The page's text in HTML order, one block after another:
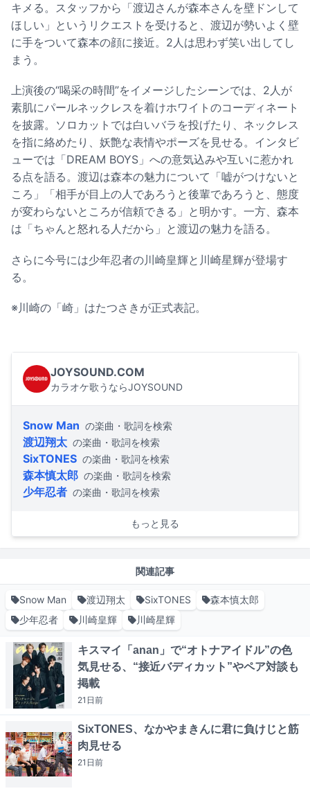
キメる。スタッフから「渡辺さんが森本さんを壁ドンして
ほしい」というリクエストを受けると、渡辺が勢いよく壁
に手をついて森本の顔に接近。2人は思わず笑い出してし
まう。
上演後の“喝采の時間”をイメージしたシーンでは、2人が
素肌にパールネックレスを着けホワイトのコーディネート
を披露。ソロカットでは白いバラを投げたり、ネックレス
を指に絡めたり、妖艶な表情やポーズを見せる。インタビ
ューでは「DREAM BOYS」への意気込みや互いに惹かれ
る点を語る。渡辺は森本の魅力について「嘘がつけないと
ころ」「相手が目上の人であろうと後輩であろうと、態度
が変わらないところが信頼できる」と明かす。一方、森本
は「ちゃんと怒れる人だから」と渡辺の魅力を語る。
さらに今号には少年忍者の川崎皇輝と川崎星輝が登場す
る。
※川崎の「崎」はたつさきが正式表記。
JOYSOUND.COM
カラオケ歌うならJOYSOUND
Snow Man の楽曲・歌詞を検索
渡辺翔太 の楽曲・歌詞を検索
SixTONES の楽曲・歌詞を検索
森本慎太郎 の楽曲・歌詞を検索
少年忍者 の楽曲・歌詞を検索
もっと見る
関連記事
Snow Man 渡辺翔太 SixTONES
森本慎太郎
少年忍者
川崎皇輝 川崎星輝
キスマイ「anan」で“オトナアイドル”の色
気見せる、“接近バディカット”やペア対談も
掲載
21日前
SixTONES、なかやまきんに君に負けじと筋
肉見せる
21日前